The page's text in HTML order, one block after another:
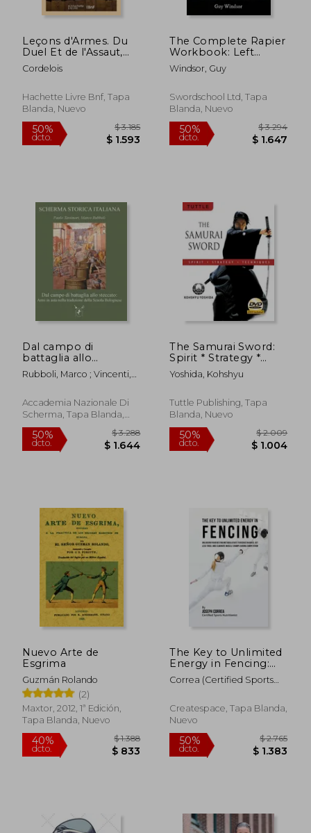
$ 2.734
Leçons d'Armes. Du
Duel Et de l'Assaut,
Théorie Complète
Sur l'Art de l'Escrime.
de 28 Planches Et de
42 Figures (en
Cordelois
Hachette Livre Bnf, Tapa
Blanda, Nuevo
50%
dcto.
$ 3.185
$ 1.593
The Complete Rapier
Workbook: Left
Handed Version (en
Inglés)
Windsor, Guy
Swordschool Ltd, Tapa
Blanda, Nuevo
50%
dcto. $
Dal campo di
battaglia allo
steccato: Armi in asta
nella tradizione della
Italiano)
Rubboli, Marco ; Vincenti,
Accademia Nazionale Di
Scherma, Tapa Blanda,
Nuevo
50% $ 3.288
The Samurai Sword:
Spirit * Strategy *
Techniques: [DVD
INCLUDED] (en
Yoshida, Kohshyu
Tuttle Publishing, Tapa
Blanda, Nuevo
50% $
Nuevo Arte de
Esgrima
Guzmán Rolando
(2)
Maxtor, 2012, 1ª Edición,
Tapa Blanda, Nuevo
The Key to Unlimited
Energy in Fencing:
Unlocking Your
Resting Metabolic
Injuries, Get Less
Tired, and Eliminate
during C (en Inglés)
Correa (Certified Sports
Createspace, Tapa Blanda,
Nuevo